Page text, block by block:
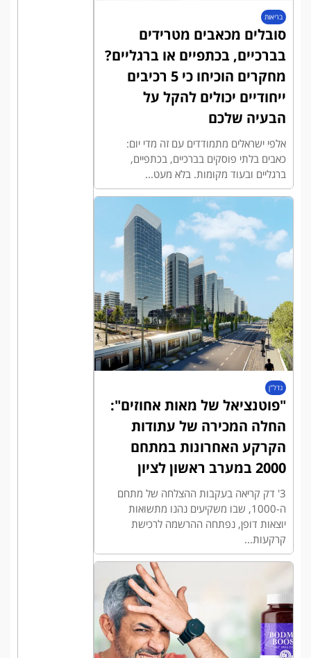
בריאות
סובלים מכאבים מטרידים
בברכיים, בכתפיים או ברגליים?
מחקרים הוכיחו כי 5 רכיבים
ייחודיים יכולים להקל על
הבעיה שלכם
אלפי ישראלים מתמודדים עם זה מדי יום:
כאבים בלתי פוסקים בברכיים, בכתפיים,
ברגליים ובעוד מקומות. בלא מעט...
נדל"ן
"פוטנציאל של מאות אחוזים":
החלה המכירה של עתודות
הקרקע האחרונות במתחם
2000 במערב ראשון לציון
3' דק קריאה בעקבות ההצלחה של מתחם
ה-1000, שבו משקיעים נהנו מתשואות
יוצאות דופן, נפתחה ההרשמה לרכישת
קרקעות...